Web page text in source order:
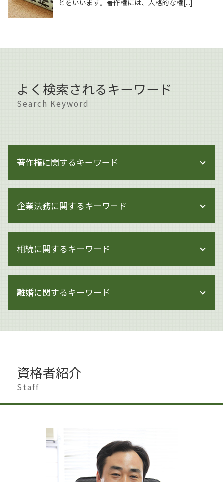
とをいいます。著作権には、人格的な権[...]
よく検索されるキーワード
Search Keyword
著作権に関するキーワード
著作権 対策
著作権侵害
著作権とは どこまで
著作権 損害賠償
著作権とは 写真
著作権 著作物
ai 絵 著作権
著作権侵害 どこから
著作権 訴える
著作権 期間
著作権 注意書き 例文
著作権 メリット
著作権 保護期間
企業法務に関するキーワード
企業法務 労働時間
企業法務 弁護士
企業法務 世田谷区
閉鎖会社 事業承継
企業法務 会社法
企業法務 労働法
上場準備
事業承継 変更契約
内部管理体制 見直し
企業法務 特徴
企業法務 関連法令
企業法務 雇用契約
相続に関するキーワード
相続 借金
遺言 生前対策
相続 生前対策 預金
遺産分割協議書
遺産分割 争い
相続 相談
認知症 生前対策
相続 手続き
遺産分割調停 必要書類
相続 調停 費用
離婚に関するキーワード
離婚したい 準備
離婚 夫から
離婚 大田区
離婚 慰謝料 モラハラ
離婚準備 貯金 いくら
資格者紹介
Staff